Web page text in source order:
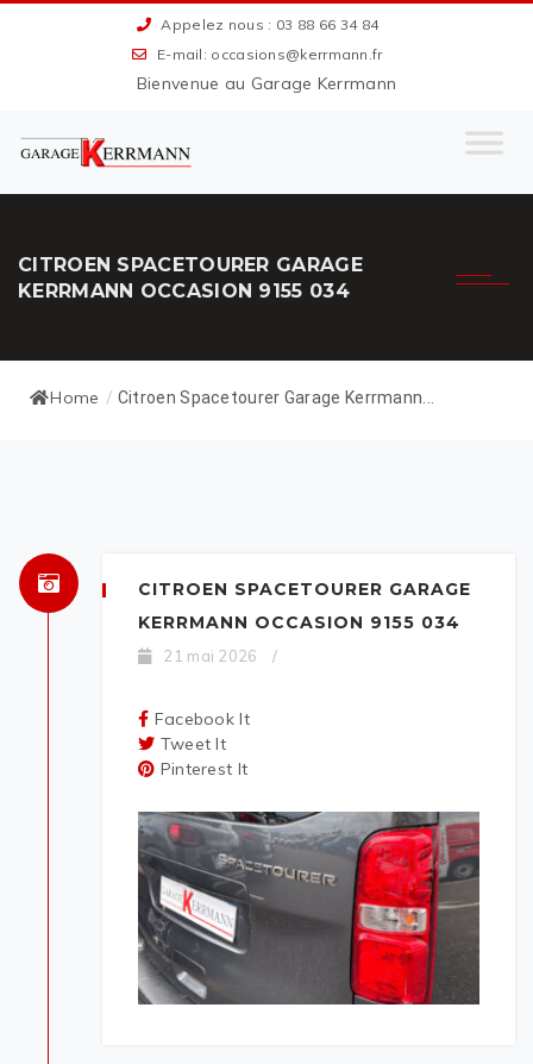
Appelez nous : 03 88 66 34 84
E-mail: occasions@kerrmann.fr
Bienvenue au Garage Kerrmann
CITROEN SPACETOURER GARAGE
KERRMANN OCCASION 9155 034
Home / Citroen Spacetourer Garage Kerrmann...
CITROEN SPACETOURER GARAGE
KERRMANN OCCASION 9155 034
21 mai 2026 /
Facebook It
Tweet It
Pinterest It